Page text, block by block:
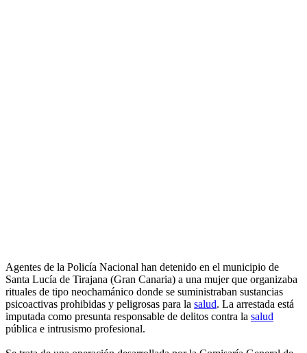
Agentes de la Policía Nacional han detenido en el municipio de
Santa Lucía de Tirajana (Gran Canaria) a una mujer que organizaba
rituales de tipo neochamánico donde se suministraban sustancias
psicoactivas prohibidas y peligrosas para la salud. La arrestada está
imputada como presunta responsable de delitos contra la salud
pública e intrusismo profesional.